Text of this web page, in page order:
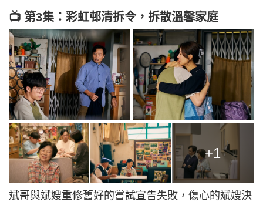
📺 第3集：彩虹邨清拆令，拆散溫馨家庭
+1
斌哥與斌嫂重修舊好的嘗試宣告失敗，傷心的斌嫂決